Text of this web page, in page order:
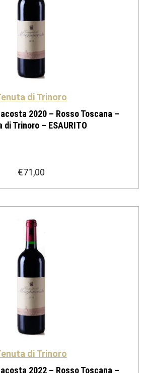
di Trinoro
2020 – Rosso Toscana –
di Trinoro – ESAURITO
€71,00
di Trinoro
2022 – Rosso Toscana –